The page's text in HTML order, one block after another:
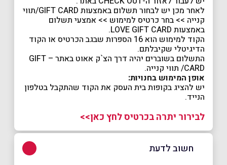
לאחר מכן יש לבחור תשלום באמצעות GIFT CARD/תווי
קנייה >> בחר כרטיס למימוש >> אמצעי תשלום
באמצעות LOVE GIFT CARD.
הקוד למימוש הוא 16 הספרות שבגב הכרטיס או הקוד
הדיגיטלי שקיבלתם.
התשלום בשוברים יהיה דרך הצ`ק אאוט באתר – GIFT
CARD/ תווי קנייה.
אופן המימוש בחנויות:
יש להציג בקופות בית העסק את הקוד שהתקבל בטלפון
הנייד.
לבירור יתרה בכרטיס לחץ כאן>>
חשוב לדעת